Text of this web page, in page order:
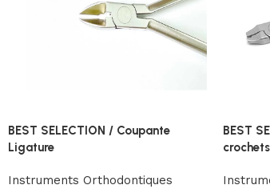
BEST SELECTION / Coupante
Ligature
Instruments Orthodontiques
BEST
crochets